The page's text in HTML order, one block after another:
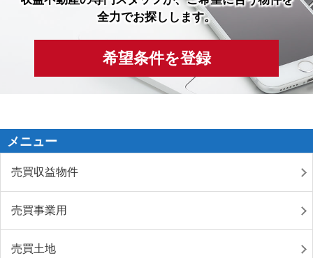
全力でお探しします。
希望条件を登録
メニュー
売買収益物件
売買事業用
売買土地